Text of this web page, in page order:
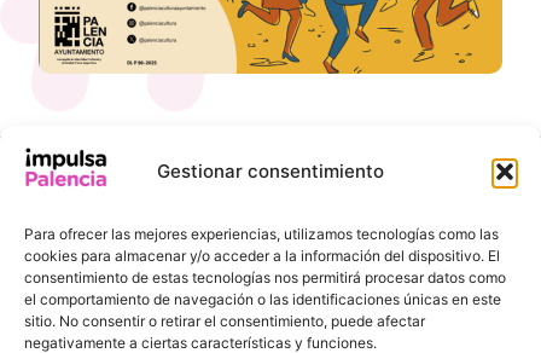
Gestionar consentimiento
Para ofrecer las mejores experiencias, utilizamos tecnologías como las
cookies para almacenar y/o acceder a la información del dispositivo. El
consentimiento de estas tecnologías nos permitirá procesar datos como
el comportamiento de navegación o las identificaciones únicas en este
sitio. No consentir o retirar el consentimiento, puede afectar
negativamente a ciertas características y funciones.
INTERÉS
Ayuntamiento de
Palencia
Agencia de
Desarrollo Local
DE
CONTACTO
Pl. de la
Inmaculada, 8,
34001 Palencia